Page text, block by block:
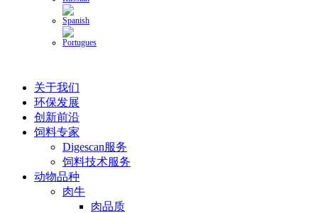
关于我们
环保发展
创新前沿
饲料专家
Digescan服务
饲料技术服务
动物品种
肉牛
肉品质